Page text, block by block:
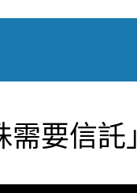
要信託」